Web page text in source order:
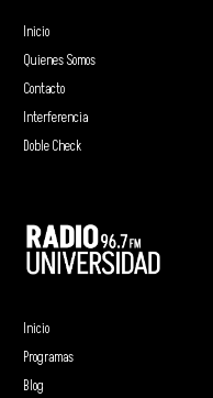
Inicio
Quienes Somos
Contacto
Interferencia
Doble Check
Inicio
Programas
Blog